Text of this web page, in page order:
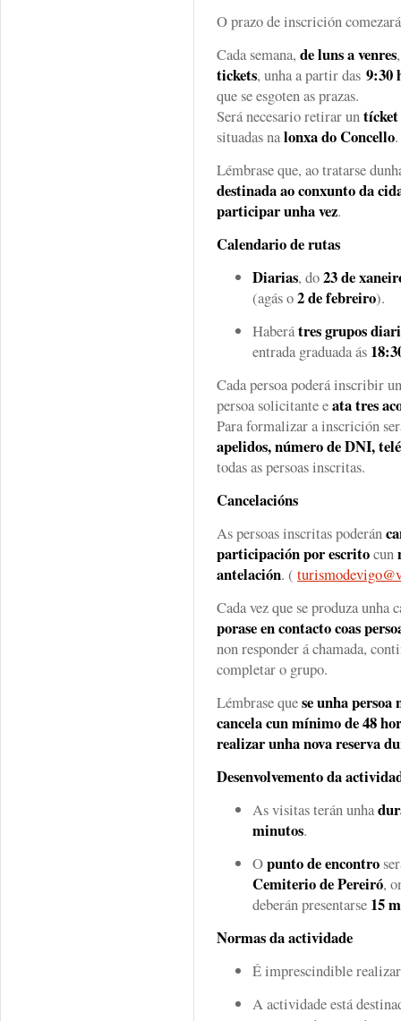
O prazo de inscrición
Cada semana, de luns a venres
tickets, unha a partir das 9:30
que se esgoten as prazas.
Será necesario retirar untícket
situadas nalonxa do Concello.
Lémbrase que, ao tratarse
destinada ao conxunto da
participar unha vez.
Calendario de rutas
Diarias, do23 de
(agás o2 de febreiro).
Haberátres grupos
entrada graduada ás
Cada persoa poderá inscribir
persoa solicitante eata tres
Para formalizar a inscrición
apelidos, número de DNI,
todas as persoas inscritas.
Cancelacións
As persoas inscritas poderán
participación por escritocun
antelación. (
Cada vez que se produza
porase en contacto coas
non responder á chamada,
completar o grupo.
Lémbrase quese unha
cancela cun mínimo de 48
realizar unha nova reserva
Desenvolvemento da
As visitas terán unha
minutos.
Opunto de encontro
Cemiterio de Pereiró,
deberán presentarse 15
Normas da actividade
É imprescindible
A actividade está